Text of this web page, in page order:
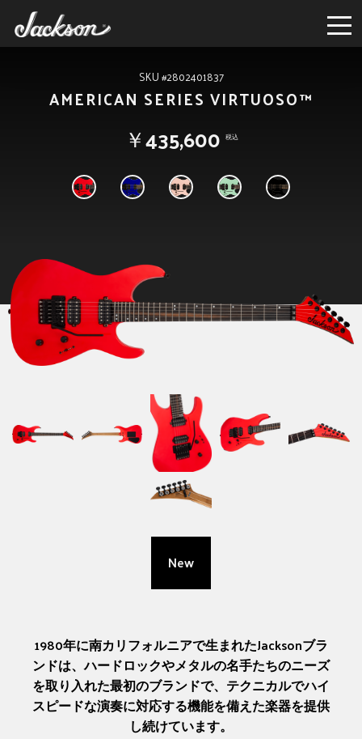
SKU #2802401837
AMERICAN SERIES VIRTUOSO™
￥435,600 税込
New
1980年に南カリフォルニアで生まれたJacksonブラ
ンドは、ハードロックやメタルの名手たちのニーズ
を取り入れた最初のブランドで、テクニカルでハイ
スピードな演奏に対応する機能を備えた楽器を提供
し続けています。